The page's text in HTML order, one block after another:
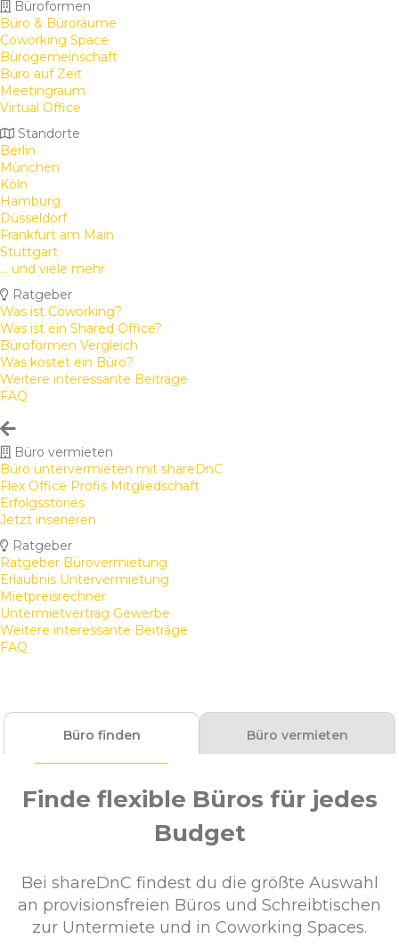
Büroformen
Büro & Büroräume
Coworking Space
Bürogemeinschaft
Büro auf Zeit
Meetingraum
Virtual Office
Standorte
Berlin
München
Köln
Hamburg
Düsseldorf
Frankfurt am Main
Stuttgart
... und viele mehr
Ratgeber
Was ist Coworking?
Was ist ein Shared Office?
Büroformen Vergleich
Was kostet ein Büro?
Weitere interessante Beiträge
FAQ
Büro vermieten
Büro untervermieten mit shareDnC
Flex Office Profis Mitgliedschaft
Erfolgsstories
Jetzt inserieren
Ratgeber
Ratgeber Bürovermietung
Erlaubnis Untervermietung
Mietpreisrechner
Untermietvertrag Gewerbe
Weitere interessante Beiträge
FAQ
Büro finden Büro vermieten
Finde flexible Büros für jedes
Budget
Bei shareDnC findest du die größte Auswahl
an provisionsfreien Büros und Schreibtischen
zur Untermiete und in Coworking Spaces.